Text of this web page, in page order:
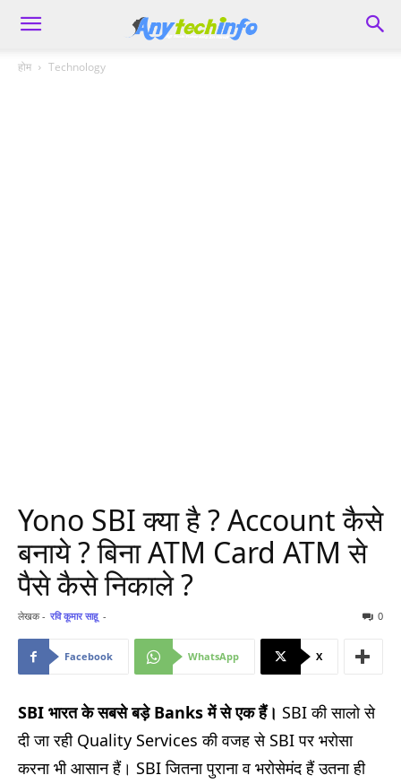
होम Technology
Yono SBI क्या है ? Account कैसे
बनाये ? बिना ATM Card ATM से
पैसे कैसे निकाले ?
लेखक - रवि कूमार साहू - 0
Facebook WhatsApp X
SBI भारत के सबसे बड़े Banksमें से एक हैं। SBI की सालो से
दी जा रही Quality Services की वजह से SBI पर भरोसा
करना भी आसान हैं। SBI जितना पुराना व भरोसेमंद हैं उतना ही